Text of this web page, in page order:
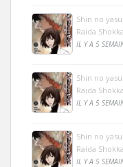
Shin no
Raida
IL Y A 5
Shin no
Raida
IL Y A 5
Shin no
Raida
IL Y A 5